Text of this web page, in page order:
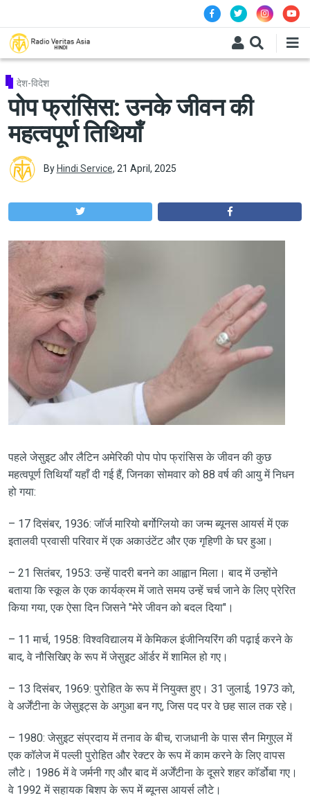
देश-विदेश
पोप फ्रांसिस: उनके जीवन की
महत्वपूर्ण तिथियाँ
By Hindi Service, 21 April, 2025
पहले जेसुइट और लैटिन अमेरिकी पोप पोप फ्रांसिस के जीवन की कुछ
महत्वपूर्ण तिथियाँ यहाँ दी गई हैं, जिनका सोमवार को 88 वर्ष की आयु में निधन
हो गया:
– ​​17 दिसंबर, 1936: जॉर्ज मारियो बर्गोग्लियो का जन्म ब्यूनस आयर्स में एक
इतालवी प्रवासी परिवार में एक अकाउंटेंट और एक गृहिणी के घर हुआ।
– 21 सितंबर, 1953: उन्हें पादरी बनने का आह्वान मिला। बाद में उन्होंने
बताया कि स्कूल के एक कार्यक्रम में जाते समय उन्हें चर्च जाने के लिए प्रेरित
किया गया, एक ऐसा दिन जिसने "मेरे जीवन को बदल दिया"।
– 11 मार्च, 1958: विश्वविद्यालय में केमिकल इंजीनियरिंग की पढ़ाई करने के
बाद, वे नौसिखिए के रूप में जेसुइट ऑर्डर में शामिल हो गए।
– 13 दिसंबर, 1969: पुरोहित के रूप में नियुक्त हुए। 31 जुलाई, 1973 को,
वे अर्जेंटीना के जेसुइट्स के अगुआ बन गए, जिस पद पर वे छह साल तक रहे।
– 1980: जेसुइट संप्रदाय में तनाव के बीच, राजधानी के पास सैन मिगुएल में
एक कॉलेज में पल्ली पुरोहित और रेक्टर के रूप में काम करने के लिए वापस
लौटे। 1986 में वे जर्मनी गए और बाद में अर्जेंटीना के दूसरे शहर कॉर्डोबा गए।
वे 1992 में सहायक बिशप के रूप में ब्यूनस आयर्स लौटे।